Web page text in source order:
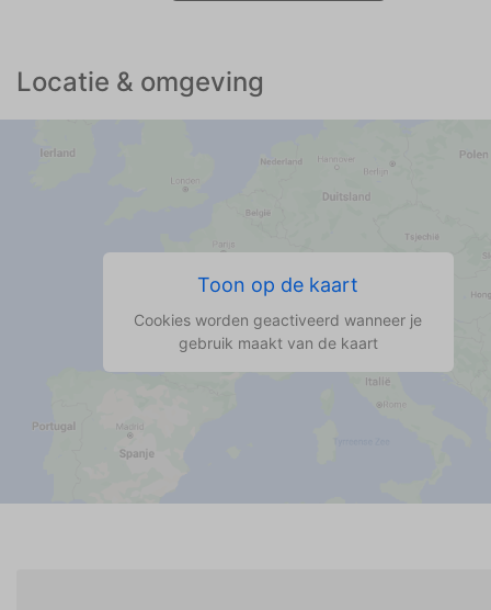
Locatie & omgeving
Toon op de kaart
Cookies worden geactiveerd wanneer je
gebruik maakt van de kaart